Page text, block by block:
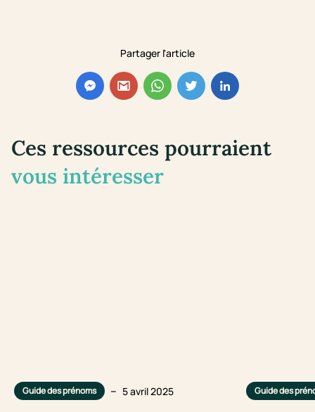
Partager l'article
Ces ressources pourraient
vous intéresser
Guide des prénoms – 5 avril 2025 Guide des